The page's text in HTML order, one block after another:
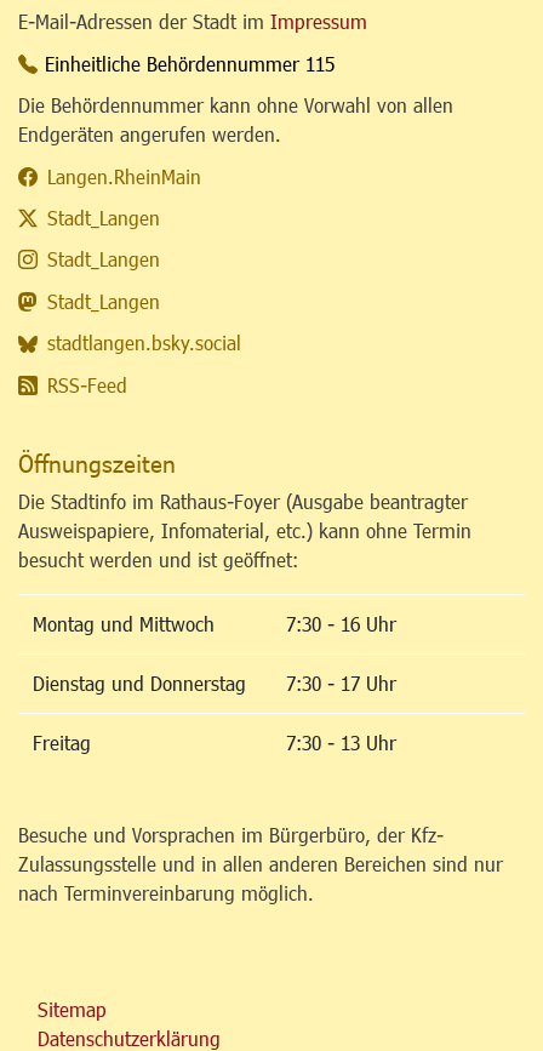
E-Mail-Adressen der Stadt im Impressum
Einheitliche Behördennummer 115
Die Behördennummer kann ohne Vorwahl von allen
Endgeräten angerufen werden.
Langen.RheinMain
Stadt_Langen
Stadt_Langen
Stadt_Langen
stadtlangen.bsky.social
RSS-Feed
Öffnungszeiten
Die Stadtinfo im Rathaus-Foyer (Ausgabe beantragter
Ausweispapiere, Infomaterial, etc.) kann ohne Termin
besucht werden und ist geöffnet:
Montag und Mittwoch 7:30 - 16 Uhr
Dienstag und Donnerstag 7:30 - 17 Uhr
Freitag 7:30 - 13 Uhr
Besuche und Vorsprachen im Bürgerbüro, der Kfz-
Zulassungsstelle und in allen anderen Bereichen sind nur
nach Terminvereinbarung möglich.
Sitemap
Datenschutzerklärung